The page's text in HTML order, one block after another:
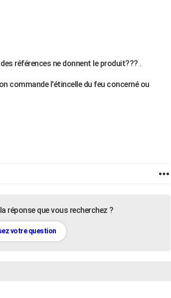
références ne donnent le produit??? .
commande l'étincelle du feu concerné ou
réponse que vous recherchez ?
votre question